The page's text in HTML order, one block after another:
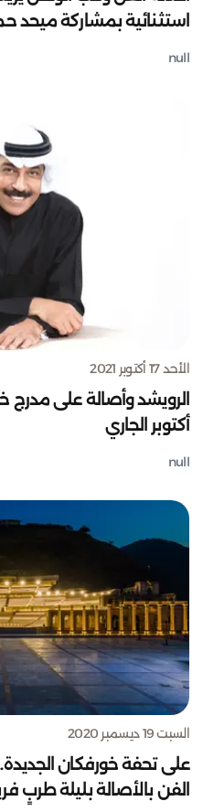
استثنائية بمشاركة
null
الأحد 17 أكتوبر 2021
أكتوبر الجاري
null
السبت 19 ديسمبر 2020
على تحفة خورفكان
الفن بالأصالة بليلة طربٍ فريدة